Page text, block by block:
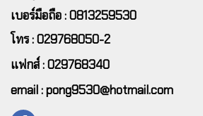
เบอร์มือถือ : 0813259530
โทร : 029768050-2
แฟกส์ : 029768340
email : pong9530@hotmail.com